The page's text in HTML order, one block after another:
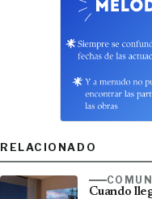
RELACIONADO
Cuando